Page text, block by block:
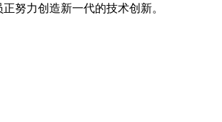
正努力创造新一代的技术创新。